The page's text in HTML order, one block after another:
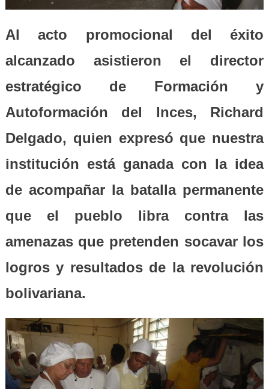
Al acto promocional del éxito
alcanzado asistieron el director
estratégico de Formación y
Autoformación del Inces, Richard
Delgado, quien expresó que nuestra
institución está ganada con la idea
de acompañar la batalla permanente
que el pueblo libra contra las
amenazas que pretenden socavar los
logros y resultados de la revolución
bolivariana.